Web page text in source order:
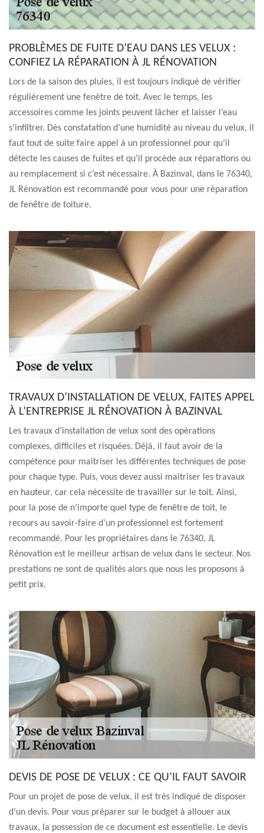
PROBLÈMES DE FUITE D’EAU DANS LES VELUX :
CONFIEZ LA RÉPARATION À JL RÉNOVATION
Lors de la saison des pluies, il est toujours indiqué de vérifier
régulièrement une fenêtre de toit. Avec le temps, les
accessoires comme les joints peuvent lâcher et laisser l’eau
s’infiltrer. Dès constatation d’une humidité au niveau du velux, il
faut tout de suite faire appel à un professionnel pour qu’il
détecte les causes de fuites et qu’il procède aux réparations ou
au remplacement si c’est nécessaire. À Bazinval, dans le 76340,
JL Rénovation est recommandé pour vous pour une réparation
de fenêtre de toiture.
TRAVAUX D’INSTALLATION DE VELUX, FAITES APPEL
À L’ENTREPRISE JL RÉNOVATION À BAZINVAL
Les travaux d’installation de velux sont des opérations
complexes, difficiles et risquées. Déjà, il faut avoir de la
compétence pour maitriser les différentes techniques de pose
pour chaque type. Puis, vous devez aussi maitriser les travaux
en hauteur, car cela nécessite de travailler sur le toit. Ainsi,
pour la pose de n’importe quel type de fenêtre de toit, le
recours au savoir-faire d’un professionnel est fortement
recommandé. Pour les propriétaires dans le 76340, JL
Rénovation est le meilleur artisan de velux dans le secteur. Nos
prestations ne sont de qualités alors que nous les proposons à
petit prix.
DEVIS DE POSE DE VELUX : CE QU’IL FAUT SAVOIR
Pour un projet de pose de velux, il est très indiqué de disposer
d’un devis. Pour vous préparer sur le budget à allouer aux
travaux, la possession de ce document est essentielle. Le devis